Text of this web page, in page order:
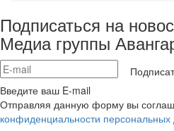
Подписаться на
Медиа группы
Введите ваш E-mail
Отправляя данную форму вы
конфиденциальности